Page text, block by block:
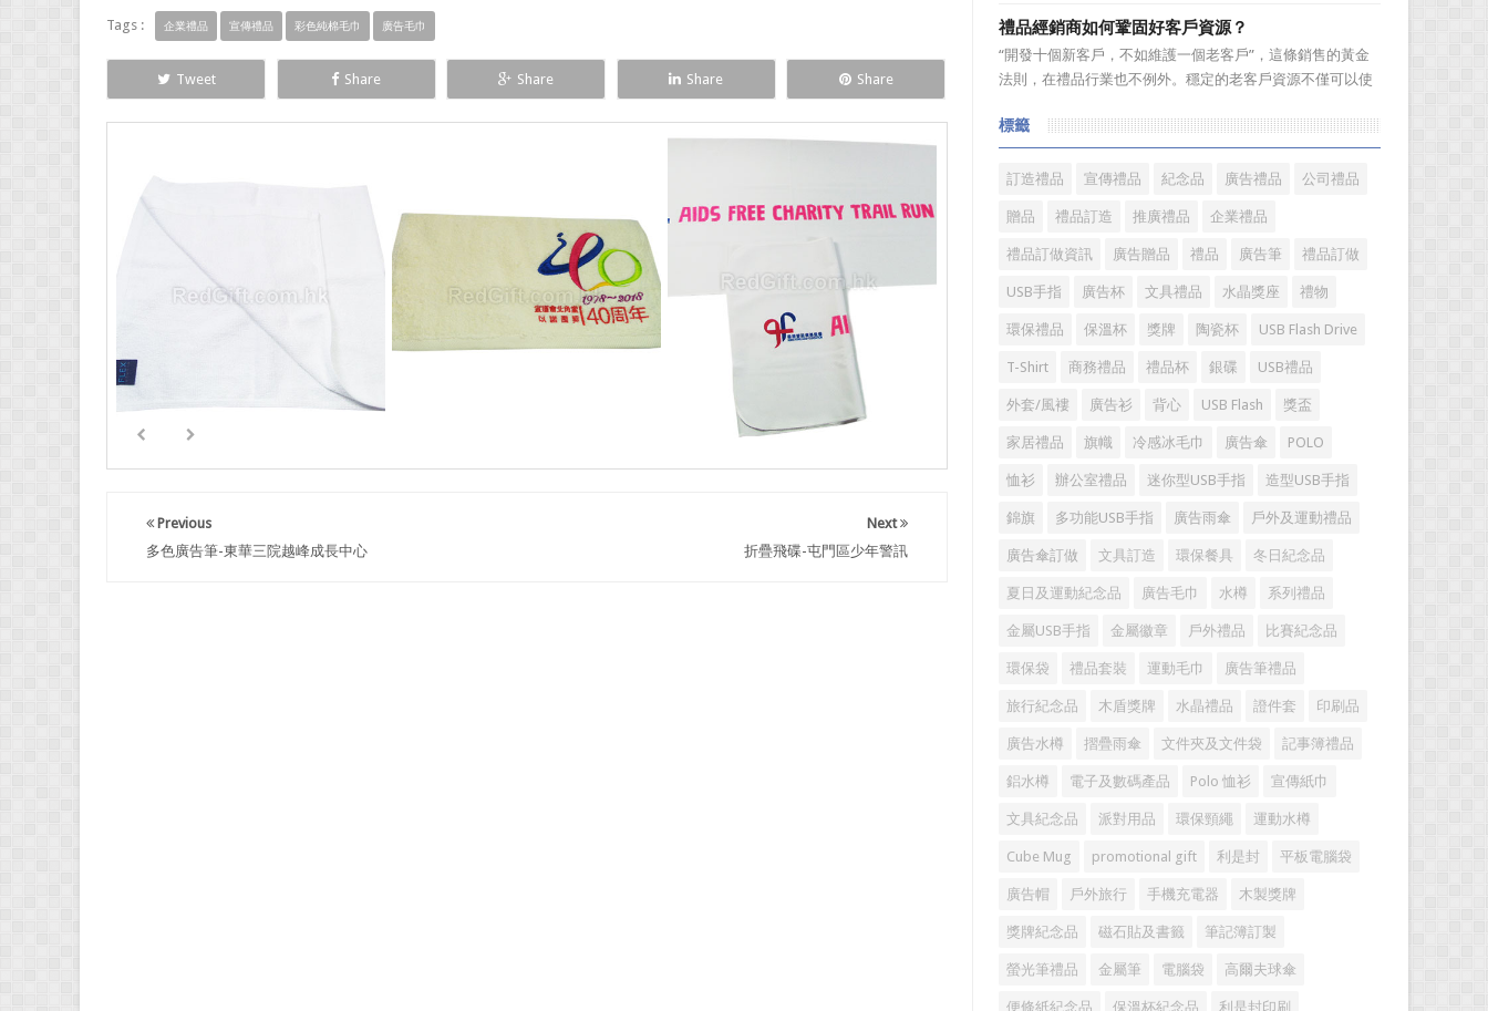
Tags : 企業禮品 宣傳禮品 彩色純棉毛巾 廣告毛巾
Tweet Share Share Share Share
Next
折疊飛碟-屯門區少年警訊
Previous
多色廣告筆-東華三院越峰成長中心
跑行業。在無數個春華秋實的歲月輪迴中，禮品這個年輕而
充滿朝氣的行業，沉澱了一批又一批的優秀企業，成就了一
批又一批的優秀企業家，他們因為不斷追逐而表現出的那份
精神和氣質不斷提升着...
禮品經銷商如何鞏固好客戶資源？
“開發十個新客戶，不如維護一個老客戶”，這條銷售的黃金
法則，在禮品行業也不例外。穩定的老客戶資源不僅可以使
方式。成功的經銷商是從保持並鞏固現有顧客的基礎上不斷
增加新顧客，這樣才能使銷售額越來越多，銷售業績越來越
好，老客戶的數量當...
標籤
訂造禮品 宣傳禮品 紀念品 廣告禮品 公司禮品
贈品 禮品訂造 推廣禮品 企業禮品
禮品訂做資訊 廣告贈品 禮品 廣告筆 禮品訂做
USB手指 廣告杯 文具禮品 水晶獎座 禮物
環保禮品 保溫杯 獎牌 陶瓷杯 USB Flash Drive
T-Shirt 商務禮品 禮品杯 銀碟 USB禮品
外套/風褸 廣告衫 背心 USB Flash 獎盃
家居禮品 旗幟 冷感冰毛巾 廣告傘 POLO
恤衫 辦公室禮品 迷你型USB手指 造型USB手指
錦旗 多功能USB手指 廣告雨傘 戶外及運動禮品
廣告傘訂做 文具訂造 環保餐具 冬日紀念品
夏日及運動紀念品 廣告毛巾 水樽 系列禮品
金屬USB手指 金屬徽章 戶外禮品 比賽紀念品
環保袋 禮品套裝 運動毛巾 廣告筆禮品
旅行紀念品 木盾獎牌 水晶禮品 證件套 印刷品
廣告水樽 摺疊雨傘 文件夾及文件袋 記事簿禮品
鋁水樽 電子及數碼產品 Polo 恤衫 宣傳紙巾
文具紀念品 派對用品 環保頸繩 運動水樽
Cube Mug promotional gift 利是封 平板電腦袋
廣告帽 戶外旅行 手機充電器 木製獎牌
獎牌紀念品 磁石貼及書籤 筆記簿訂製
螢光筆禮品 金屬筆 電腦袋 高爾夫球傘
便條紙紀念品 保溫杯紀念品 利是封印刷